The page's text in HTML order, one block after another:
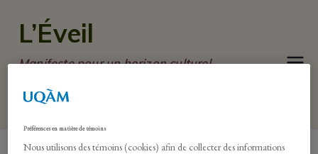
L’Éveil
Manifeste pour un horizon culturel
civilisationnel
Préférences en matière de témoins
Nous utilisons des témoins (cookies) afin de collecter des informations